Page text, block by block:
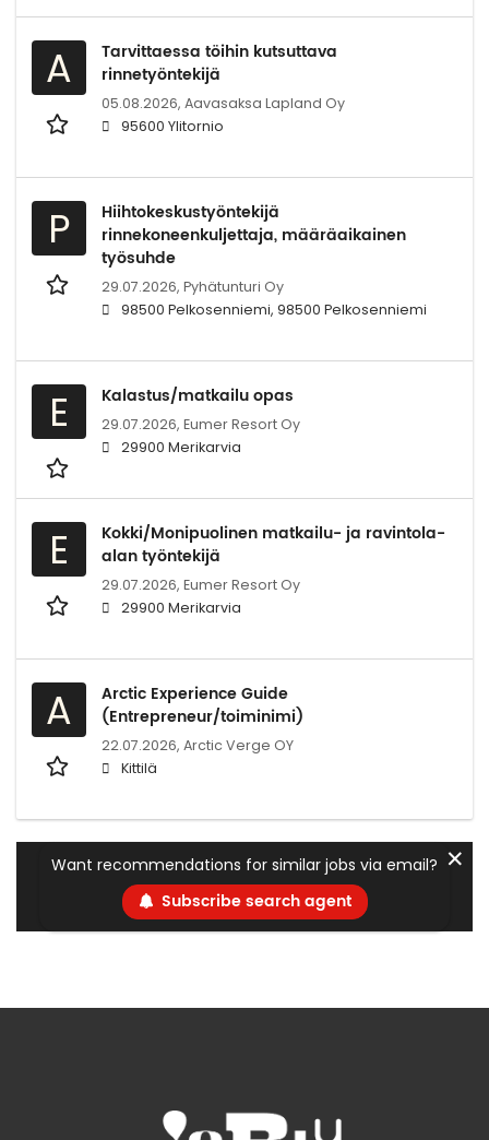
A
Tarvittaessa töihin kutsuttava
rinnetyöntekijä
05.08.2026, Aavasaksa Lapland Oy
95600 Ylitornio
P
Hiihtokeskustyöntekijä
rinnekoneenkuljettaja, määräaikainen
työsuhde
29.07.2026, Pyhätunturi Oy
98500 Pelkosenniemi, 98500 Pelkosenniemi
E Kalastus/matkailu opas
29.07.2026, Eumer Resort Oy
29900 Merikarvia
E
Kokki/Monipuolinen matkailu- ja ravintola-
alan työntekijä
29.07.2026, Eumer Resort Oy
29900 Merikarvia
A
Arctic Experience Guide
(Entrepreneur/toiminimi)
22.07.2026, Arctic Verge OY
Kittilä
Want recommendations for similar jobs via email?
Subscribe search agent
✕